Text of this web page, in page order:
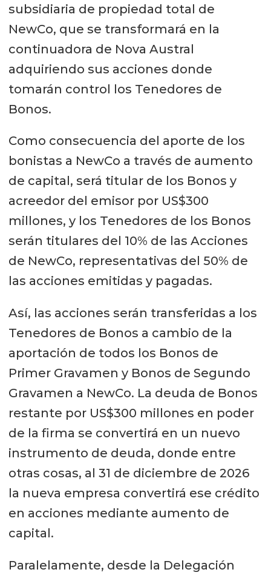
subsidiaria de propiedad total de
NewCo, que se transformará en la
continuadora de Nova Austral
adquiriendo sus acciones donde
tomarán control los Tenedores de
Bonos.
Como consecuencia del aporte de los
bonistas a NewCo a través de aumento
de capital, será titular de los Bonos y
acreedor del emisor por US$300
millones, y los Tenedores de los Bonos
serán titulares del 10% de las Acciones
de NewCo, representativas del 50% de
las acciones emitidas y pagadas.
Así, las acciones serán transferidas a los
Tenedores de Bonos a cambio de la
aportación de todos los Bonos de
Primer Gravamen y Bonos de Segundo
Gravamen a NewCo. La deuda de Bonos
restante por US$300 millones en poder
de la firma se convertirá en un nuevo
instrumento de deuda, donde entre
otras cosas, al 31 de diciembre de 2026
la nueva empresa convertirá ese crédito
en acciones mediante aumento de
capital.
Paralelamente, desde la Delegación